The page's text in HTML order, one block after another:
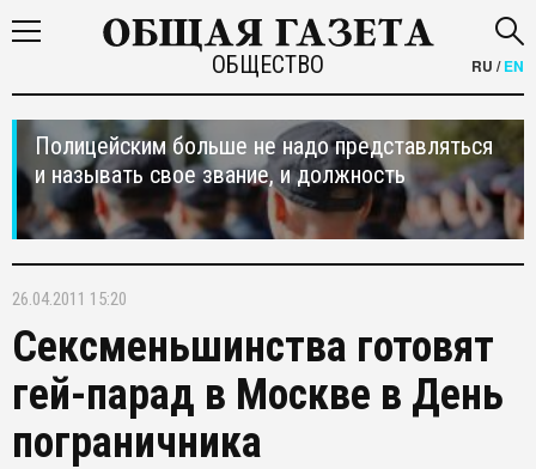
ОБЩЕСТВО RU /EN
Полицейским больше не надо представляться
и называть свое звание, и должность
26.04.2011 15:20
Сексменьшинства готовят
гей-парад в Москве в День
пограничника